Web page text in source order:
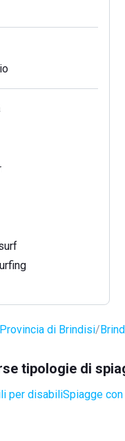
Provincia di Brindisi
tipologie di
per disabiliSpiagge